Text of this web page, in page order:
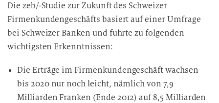
Die zeb/-Studie zur Zukunft des Schweizer
Firmenkundengeschäfts basiert auf einer Umfrage
bei Schweizer Banken und führte zu folgenden
wichtigsten Erkenntnissen:
Die Erträge im Firmenkundengeschäft wachsen
bis 2020 nur noch leicht, nämlich von 7,9
Milliarden Franken (Ende 2012) auf 8,5 Milliarden